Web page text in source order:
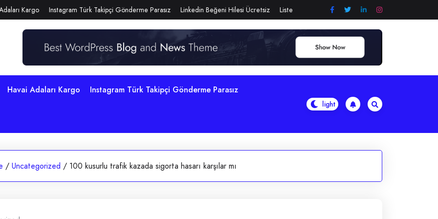
Kargo Instagram Türk Takipçi Gönderme Parasız Linkedin Beğeni Hilesi Ücretsiz Liste
Havai Adaları Kargo Instagram Türk Takipçi Gönderme Parasız
/ Uncategorized / 100 kusurlu trafik kazada sigorta hasarı karşılar mı